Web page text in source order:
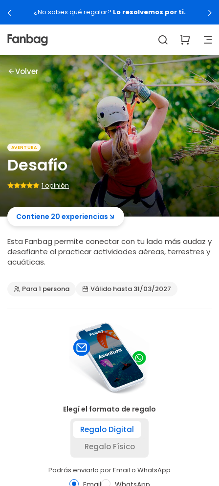
¿No sabes qué regalar?Lo resolvemos por ti.
Volver
AVENTURA
Desafío
1 opinión
Contiene 20 experiencias
Esta Fanbag permite conectar con tu lado más audaz y
desafiante al practicar actividades aéreas, terrestres y
acuáticas.
Para 1 persona Válido hasta 31/03/2027
Elegí el formato de regalo
Regalo Digital
Regalo Físico
Podrás enviarlo por Email o WhatsApp